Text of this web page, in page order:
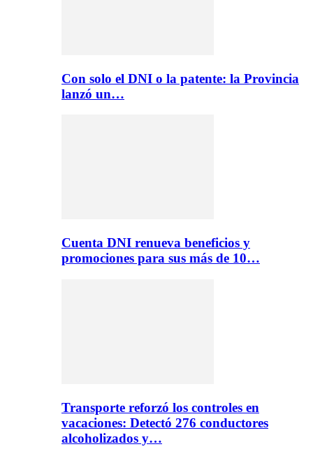
Con solo el DNI o la patente: la Provincia
lanzó un…
Cuenta DNI renueva beneficios y
promociones para sus más de 10…
Transporte reforzó los controles en
vacaciones: Detectó 276 conductores
alcoholizados y…